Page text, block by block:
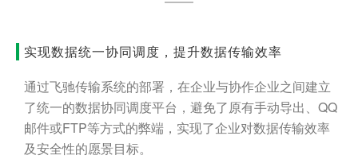
实现数据统一协同调度，提升数据传输效率
通过飞驰传输系统的部署，在企业与协作企业之间建立
了统一的数据协同调度平台，避免了原有手动导出、QQ
邮件或FTP等方式的弊端，实现了企业对数据传输效率
及安全性的愿景目标。